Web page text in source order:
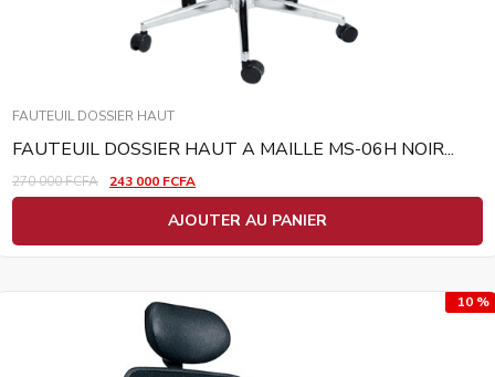
FAUTEUIL DOSSIER HAUT
FAUTEUIL DOSSIER HAUT A MAILLE MS-06H NOIR...
270 000FCFA 243 000 FCFA
AJOUTER AU PANIER
10 %